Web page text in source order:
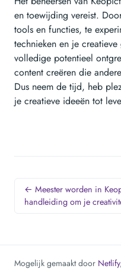
en toewijding vereist.
tools en functies, te
technieken en je
volledige potentieel
content creëren die
Dus neem de tijd, heb
je creatieve ideeën tot
← Meester worden in
handleiding om je
Mogelijk gemaakt door Netlify,